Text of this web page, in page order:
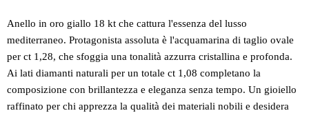
Anello in oro giallo 18 kt che cattura l'essenza del lusso
mediterraneo. Protagonista assoluta è l'acquamarina di taglio ovale
per ct 1,28, che sfoggia una tonalità azzurra cristallina e profonda.
Ai lati diamanti naturali per un totale ct 1,08 completano la
composizione con brillantezza e eleganza senza tempo. Un gioiello
raffinato per chi apprezza la qualità dei materiali nobili e desidera